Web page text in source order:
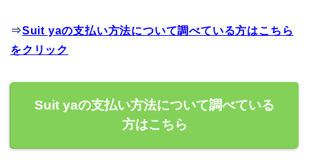
⇒Suit yaの支払い方法について調べている方はこちら
をクリック
Suit yaの支払い方法について調べている
方はこちら